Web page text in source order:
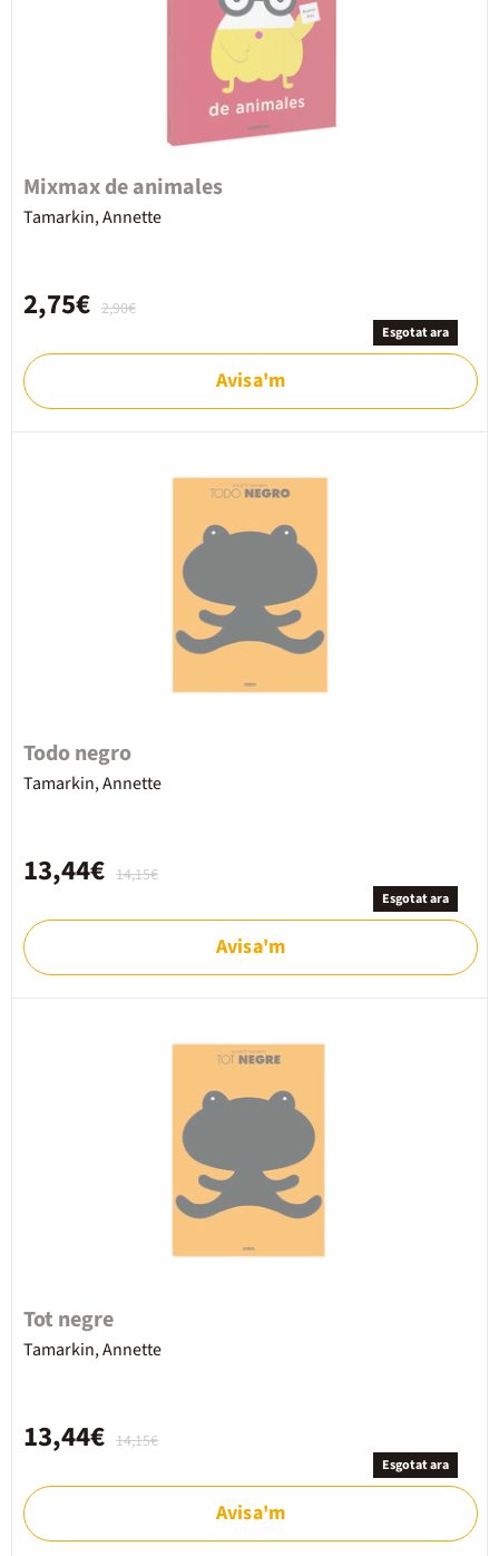
Mixmax de animales
Tamarkin, Annette
2,90€
2,75€
Esgotat ara
Avisa'm
Todo negro
Tamarkin, Annette
14,15€
13,44€
Esgotat ara
Avisa'm
Tot negre
Tamarkin, Annette
14,15€
13,44€
Esgotat ara
Avisa'm